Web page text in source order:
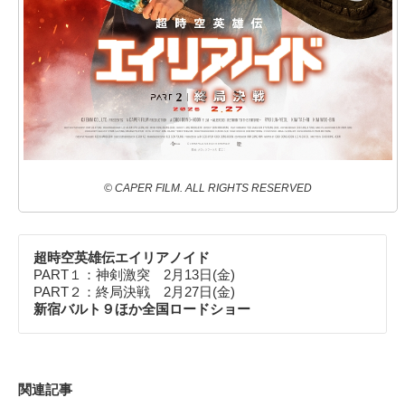
© CAPER FILM. ALL RIGHTS RESERVED
超時空英雄伝エイリアノイド
PART１：神剣激突 2月13日(金)
PART２：終局決戦 2月27日(金)
新宿バルト９ほか全国ロードショー
関連記事